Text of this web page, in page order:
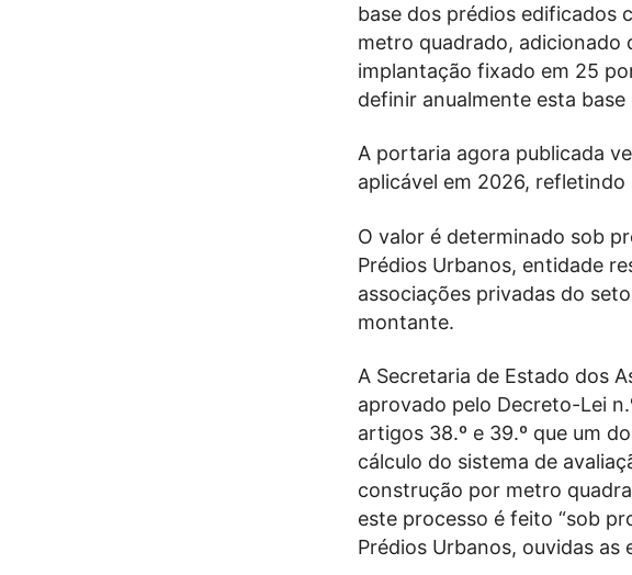
base dos prédios edificados
metro quadrado,
implantação fixado em 25
definir anualmente esta base
A portaria agora publicada
aplicável em 2026,
O valor é determinado sob
Prédios Urbanos, entidade
associações privadas do
montante.
A Secretaria de Estado dos
aprovado pelo Decreto-Lei
artigos 38.º e 39.º que um
cálculo do sistema de
construção por metro
este processo é feito “sob
Prédios Urbanos, ouvidas as